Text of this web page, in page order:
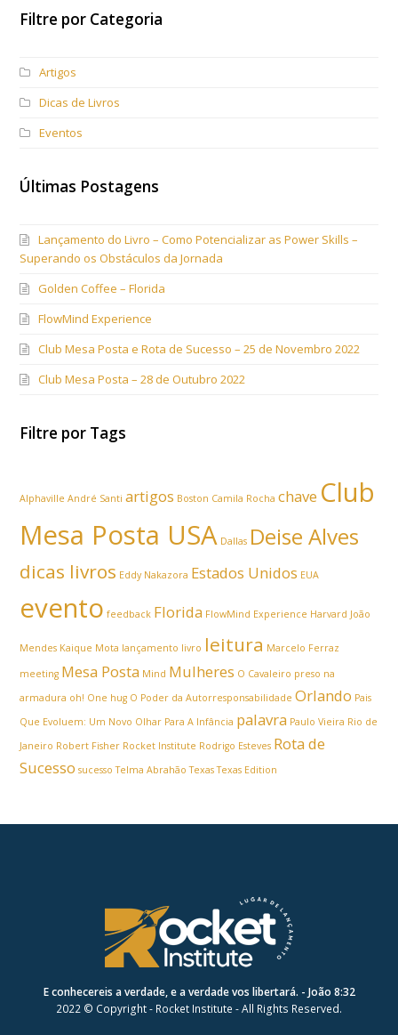
Filtre por Categoria
Artigos
Dicas de Livros
Eventos
Últimas Postagens
Lançamento do Livro – Como Potencializar as Power Skills –
Superando os Obstáculos da Jornada
Golden Coffee – Florida
FlowMind Experience
Club Mesa Posta e Rota de Sucesso – 25 de Novembro 2022
Club Mesa Posta – 28 de Outubro 2022
Filtre por Tags
Alphaville André Santi artigos Boston Camila Rocha chave Club
Mesa Posta USA Dallas Deise Alves
dicas livros Eddy Nakazora Estados Unidos EUA
evento feedback Florida FlowMind Experience Harvard João
Mendes Kaique Mota lançamento livro leitura Marcelo Ferraz
meeting Mesa Posta Mind Mulheres O Cavaleiro preso na
armadura oh! One hug O Poder da Autorresponsabilidade Orlando Pais
Que Evoluem: Um Novo Olhar Para A Infância palavra Paulo Vieira Rio de
Janeiro Robert Fisher Rocket Institute Rodrigo Esteves Rota de
Sucesso sucesso Telma Abrahão Texas Texas Edition
E conhecereis a verdade, e a verdade vos libertará. - João 8:32
2022 © Copyright - Rocket Institute - All Rights Reserved.